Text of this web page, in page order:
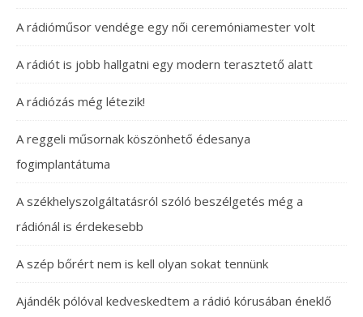
A rádióműsor vendége egy női ceremóniamester volt
A rádiót is jobb hallgatni egy modern terasztető alatt
A rádiózás még létezik!
A reggeli műsornak köszönhető édesanya
fogimplantátuma
A székhelyszolgáltatásról szóló beszélgetés még a
rádiónál is érdekesebb
A szép bőrért nem is kell olyan sokat tennünk
Ajándék pólóval kedveskedtem a rádió kórusában éneklő